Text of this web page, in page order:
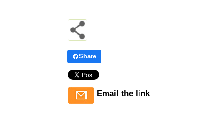
Share
Email the link